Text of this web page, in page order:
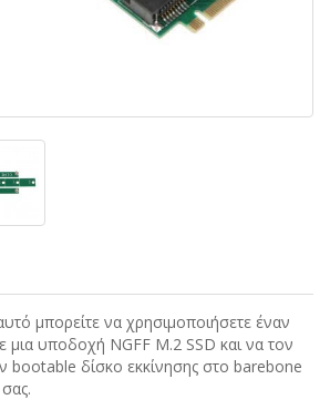
μπορείτε να χρησιμοποιήσετε έναν
μια υποδοχή NGFF M.2 SSD και να τον
bootable δίσκο εκκίνησης στο barebone